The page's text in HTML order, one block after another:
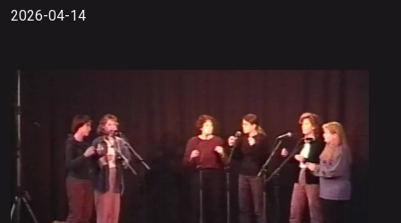
2026-04-14